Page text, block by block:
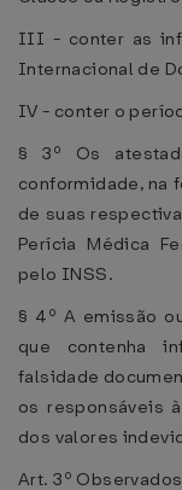
III - conter as
Internacional de
IV - conter o
§ 3º Os
conformidade, na
de suas
Perícia Médica
pelo INSS.
§ 4º A emissão
que contenha
falsidade
os responsáveis
dos valores
Art. 3º